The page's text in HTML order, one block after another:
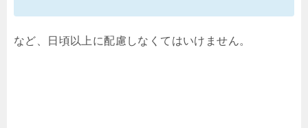
など、日頃以上に配慮しなくてはいけません。